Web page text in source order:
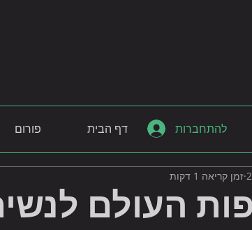
דף הבית פורום להתחברות
העולם
זמן קריאה 1 דקות